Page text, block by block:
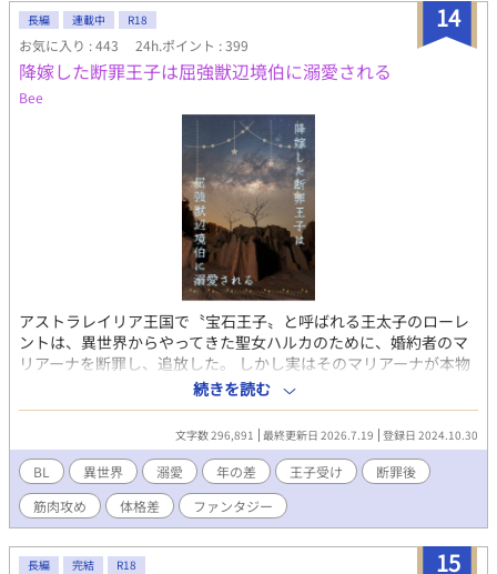
ネ・オークランスを亡くし、悲しみに苛まれている。あまりの辛
さで『奥様』に関する記憶すら忘却してしまったらしい。半ば強
引にロイの元へ連れていかれるサラは、彼に己を『サラ』と名乗
る。だが、 ——「失せろ。お前のような娼夫など必要としていな
い」 噂通り冷酷なロイの口からは罵詈雑言が放たれた。ロイは穢
らわしい娼夫を睨みつけ去ってしまう。使者らは最愛の妻を亡く
したロイを憐れむばかりで、まるでサラの様子を気にしていな
い。 誰も、サラこそが五年前に亡くなった『奥様』であり、最愛
のその人であるとは気付いていないようだった。 しかし、最大の
問題は元夫に存在を忘れられていることではない。 サラが未だに
ロイを愛しているという事実だ。 仕方なく、『恋愛感情抹消魔
法』を己にかけることにするサラだが——…… ☆お読みくださり
ありがとうございます。良ければ感想などいただけるとパワーに
14
長編 連載中 R18
お気に入り : 443 24h.ポイント : 399
降嫁した断罪王子は屈強獣辺境伯に溺愛される
Bee
アストラレイリア王国で〝宝石王子〟と呼ばれる王太子のローレ
ントは、異世界からやってきた聖女ハルカのために、婚約者のマ
リアーナを断罪し、追放した。 しかし実はそのマリアーナが本物
の聖女であったため、国は瘴気に侵され、その瘴気によって大厄
災が起こり壊滅寸前の危機となってしまう。 結局、マリアーナの
帰還により国は救われ、大厄災を招いた罪人としてローレントは
廃太子となり、大厄災で英雄となった功臣サルース辺境伯に嫁ぐ
ことになってしまったのだが、その夫となる辺境伯は、獣のよう
なだと噂される粗暴な男で—— 獣人末裔の10才年上屈強辺境伯×
キラキラ美形ノンケ王子 断罪から始まり、最初はお互い気持ちが
すれ違ったまま話が進みます。無理やり描写あり。 攻めに過去女
性との結婚歴あり。毛モサモサ系 ※他サイトでも公開しています
続きを読む
文字数 296,891 最終更新日 2026.7.19 登録日 2024.10.30
BL 異世界 溺愛 年の差 王子受け
断罪後
筋肉攻め
体格差 ファンタジー
15
長編 完結 R18